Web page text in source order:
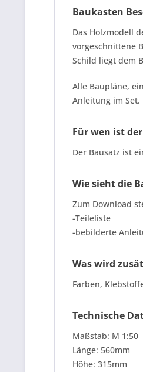
Baukasten
Das Holzmodell
vorgeschnittene
Schild liegt dem
Alle Baupläne,
Anleitung im Set.
Für wen ist
Der Bausatz ist
Wie sieht die
Zum Download
-Teileliste
-bebilderte
Was wird
Farben,
Technische
Maßstab: M 1:50
Länge: 560mm
Höhe: 315mm